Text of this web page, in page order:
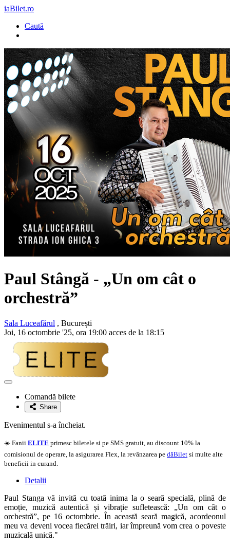
iaBilet.ro
Caută
Paul Stângă - „Un om cât o
orchestră”
Sala Luceafărul , București
Joi, 16 octombrie '25, ora 19:00 acces de la 18:15
Adaugă
favoriteComandă bilete
Share
Evenimentul s-a încheiat.
☀️ Fanii ELITE primesc biletele si pe SMS gratuit, au discount 10% la
comisionul de operare, la asigurarea Flex, la revânzarea pe dăBilet si multe alte
beneficii in curand.
Detalii
Paul Stanga vă invită cu toată inima la o seară specială, plină de
emoție, muzică autentică și vibrație sufletească: „Un om cât o
orchestră”, pe 16 octombrie. În această seară magică, acordeonul
meu va deveni vocea fiecărei trăiri, iar împreună vom crea o poveste
muzicală unică."